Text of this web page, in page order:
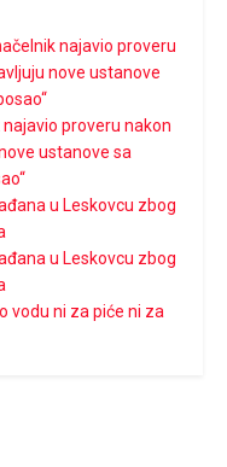
najavio proveru
nove ustanove
proveru nakon
ustanove sa
u Leskovcu zbog
u Leskovcu zbog
vodu ni za piće ni za